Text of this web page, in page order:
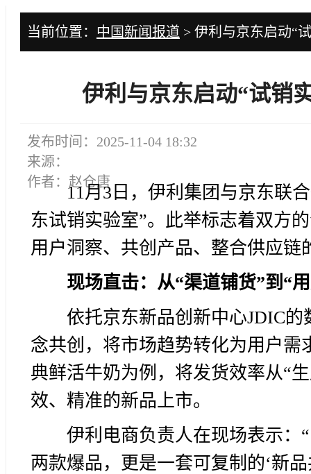
当前位置： 中国新闻报道 > 伊利与京东启动“
伊利与京东启动“试销
发布时间：2025-11-04 18:32
来源：
作者：赵仓唐
11月3日，伊利集团与京东联
东试销实验室”。此举标志着双方
用户洞察、共创产品、整合供应链
现场直击：从“渠道铺货”到“
依托京东新品创新中心JDIC
念共创，将市场趋势转化为用户
典鲜活牛奶为例，将发货效率从“
效、精准的新品上市。
伊利电商负责人在现场表示：
两款爆品，更是一套可复制的‘新